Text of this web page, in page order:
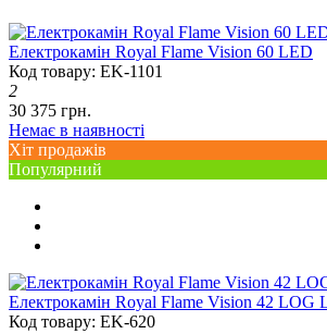
Електрокамін Royal Flame Vision 60 LED
Код товару: EK-1101
2
30 375 грн.
Немає в наявності
Хіт продажів
Популярний
Електрокамін Royal Flame Vision 42 LOG
Код товару: EK-620